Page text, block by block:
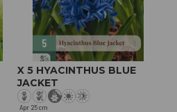
X 5 HYACINTHUS BLUE
JACKET
Apr 25 cm